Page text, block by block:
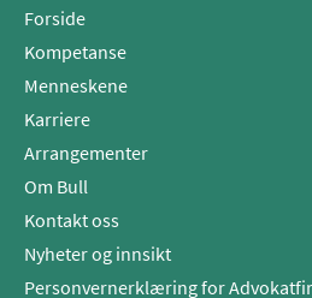
Forside
Kompetanse
Menneskene
Karriere
Arrangementer
Om Bull
Kontakt oss
Nyheter og innsikt
Personvernerklæring for